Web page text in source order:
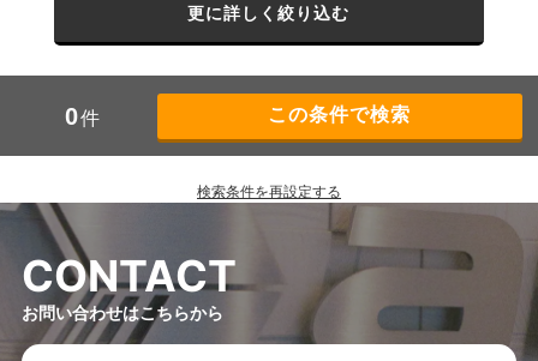
更に詳しく絞り込む
0件
検索条件を再設定する
CONTACT
お問い合わせはこちらから